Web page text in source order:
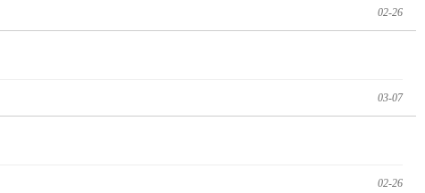
02-26
03-07
02-26